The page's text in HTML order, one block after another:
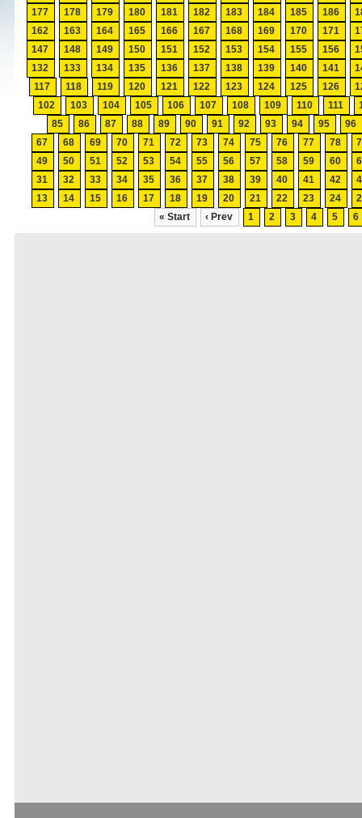
186
185
184
183
182
181
180
179
178
177
171
170
169
168
167
166
165
164
163
162
156
155
154
153
152
151
150
149
148
147
141
140
139
138
137
136
135
134
133
132
126
125
124
123
122
121
120
119
118
117
111
110
109
108
107
106
105
104
103
102
96
95
94
93
92
91
90
89
88
87
86
85
78
77
76
75
74
73
72
71
70
69
68
67
60
59
58
57
56
55
54
53
52
51
50
49
42
41
40
39
38
37
36
35
34
33
32
31
24
23
22
21
20
19
18
17
16
15
14
13
6
5
4
3
2
1
‹ Prev
« Start